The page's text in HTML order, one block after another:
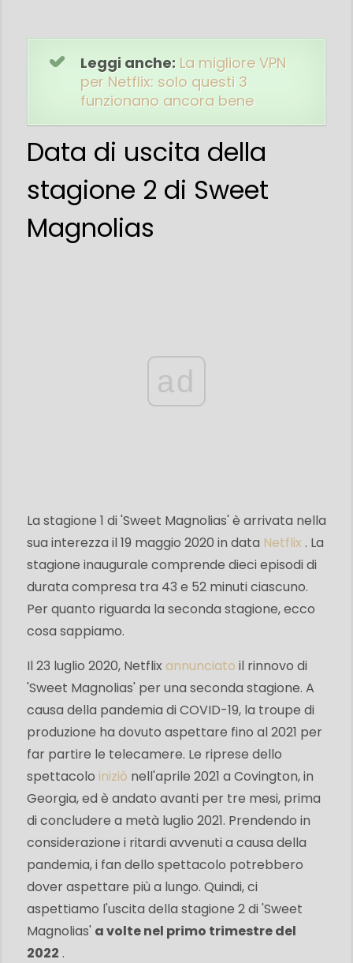
Leggi anche: La migliore VPN
per Netflix: solo questi 3
funzionano ancora bene
Data di uscita della
stagione 2 di Sweet
Magnolias
ad
La stagione 1 di 'Sweet Magnolias' è arrivata nella
sua interezza il 19 maggio 2020 in data Netflix . La
stagione inaugurale comprende dieci episodi di
durata compresa tra 43 e 52 minuti ciascuno.
Per quanto riguarda la seconda stagione, ecco
cosa sappiamo.
Il 23 luglio 2020, Netflixannunciato il rinnovo di
'Sweet Magnolias' per una seconda stagione. A
causa della pandemia di COVID-19, la troupe di
produzione ha dovuto aspettare fino al 2021 per
far partire le telecamere. Le riprese dello
spettacolo iniziò nell'aprile 2021 a Covington, in
Georgia, ed è andato avanti per tre mesi, prima
di concludere a metà luglio 2021. Prendendo in
considerazione i ritardi avvenuti a causa della
pandemia, i fan dello spettacolo potrebbero
dover aspettare più a lungo. Quindi, ci
aspettiamo l'uscita della stagione 2 di 'Sweet
Magnolias' a volte nel primo trimestre del
2022 .